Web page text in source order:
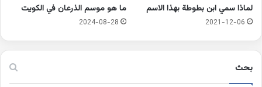
لماذا سمي ابن بطوطة بهذا الاسم
2021-12-06
ما هو موسم الذرعان في الكويت
2024-08-28
بحث